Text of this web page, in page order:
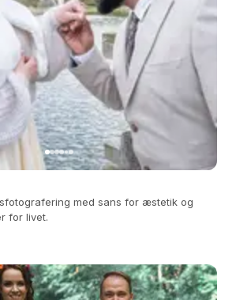
med sans for æstetik og
for livet.